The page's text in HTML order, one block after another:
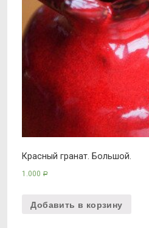
Красный гранат. Большой.
1.000 Р
Добавить в корзину